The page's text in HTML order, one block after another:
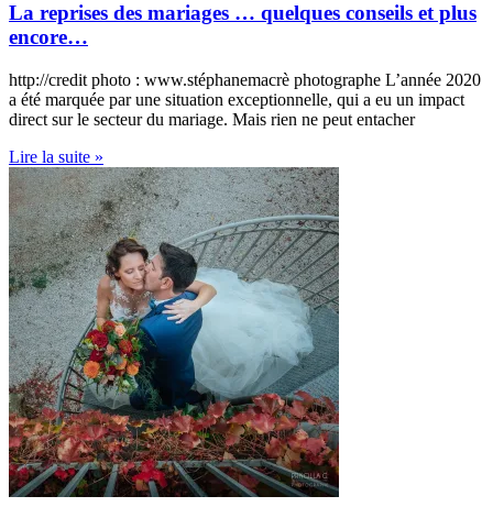
La reprises des mariages … quelques conseils et plus
encore…
http://credit photo : www.stéphanemacrè photographe L’année 2020
a été marquée par une situation exceptionnelle, qui a eu un impact
direct sur le secteur du mariage. Mais rien ne peut entacher
Lire la suite »